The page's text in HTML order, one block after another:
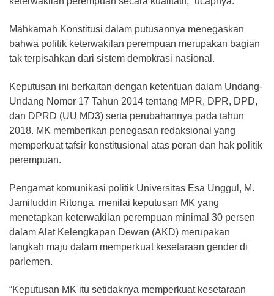
Mahkamah Konstitusi dalam putusannya menegaskan
bahwa politik keterwakilan perempuan merupakan bagian
tak terpisahkan dari sistem demokrasi nasional.
Keputusan ini berkaitan dengan ketentuan dalam Undang-
Undang Nomor 17 Tahun 2014 tentang MPR, DPR, DPD,
dan DPRD (UU MD3) serta perubahannya pada tahun
2018. MK memberikan penegasan redaksional yang
memperkuat tafsir konstitusional atas peran dan hak politik
perempuan.
Pengamat komunikasi politik Universitas Esa Unggul, M.
Jamiluddin Ritonga, menilai keputusan MK yang
menetapkan keterwakilan perempuan minimal 30 persen
dalam Alat Kelengkapan Dewan (AKD) merupakan
langkah maju dalam memperkuat kesetaraan gender di
parlemen.
“Keputusan MK itu setidaknya memperkuat kesetaraan